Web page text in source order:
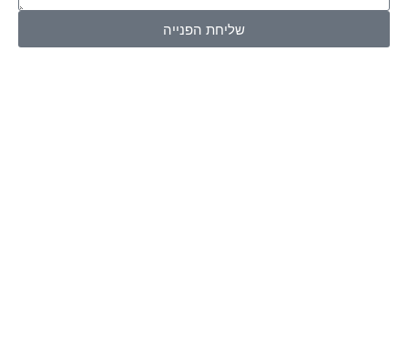
שליחת הפנייה